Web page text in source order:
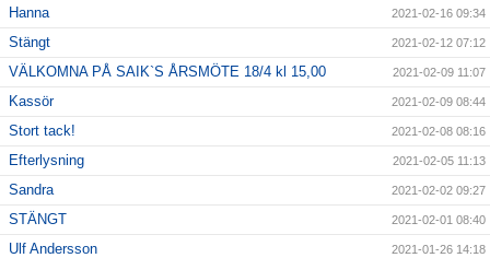
Hanna 2021-02-16 09:34
Stängt 2021-02-12 07:12
VÄLKOMNA PÅ SAIK`S ÅRSMÖTE 18/4 kl 15,00 2021-02-09 11:07
Kassör 2021-02-09 08:44
Stort tack! 2021-02-08 08:16
Efterlysning 2021-02-05 11:13
Sandra 2021-02-02 09:27
STÄNGT 2021-02-01 08:40
Ulf Andersson 2021-01-26 14:18